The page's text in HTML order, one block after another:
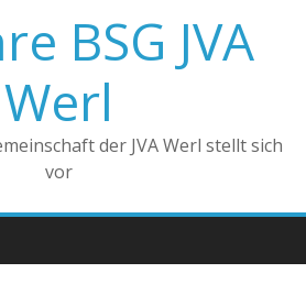
BSG JVA
Werl
der JVA Werl stellt sich
vor